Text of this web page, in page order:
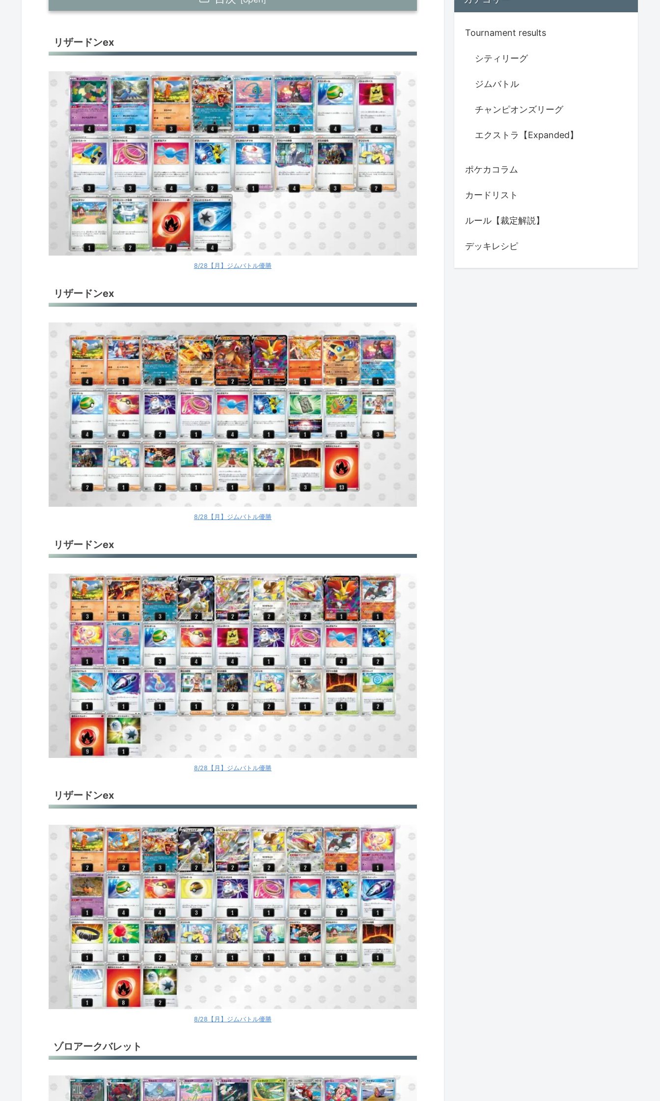
リザードンex
リザードンex
リザードンex
ゾロアークバレット
ゾロアークバレット
ロトムV
カメックスex
パオジアンex＋キュレムV
パオジアンex
パオジアンex
パオジアンex
パオジアンex
ロストギラティナ
ロストギラティナ
ロストギラティナ
ロストギラティナ
ロストギラティナ
ロストギラティナ
サーナイトex
サーナイトex
サーナイトex
ミュウVMAX
ミュウVMAX
ロストバレット
ミライドンex
ミライドンex
ミライドンex
ミライドンex
ミライドンex
ルギアV
ルギアV
れんげきインテレオンV
レジドラゴV
ディンルーex
環境デッキレシピまとめ
リザードンex
8/28【月】ジムバトル優勝
リザードンex
8/28【月】ジムバトル優勝
リザードンex
8/28【月】ジムバトル優勝
リザードンex
8/28【月】ジムバトル優勝
ゾロアークバレット
Tournament results
シティリーグ
ジムバトル
チャンピオンズリーグ
エクストラ【Expanded】
ポケカコラム
カードリスト
ルール【裁定解説】
デッキレシピ